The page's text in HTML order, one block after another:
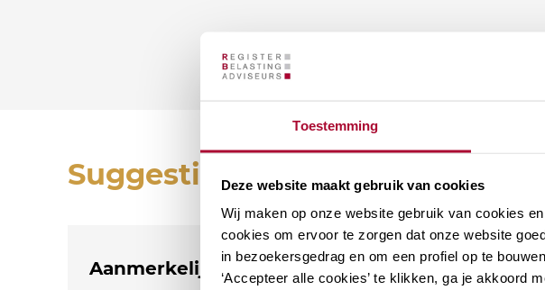
Toestemming
Deze website maakt gebruik van cookies
Wij maken op onze website gebruik van cookies
cookies om ervoor te zorgen dat onze website
in bezoekersgedrag en om een profiel op te
‘Accepteer alle cookies’ te klikken, ga je akkoord
Suggesties
Aanmerkelijk belang en